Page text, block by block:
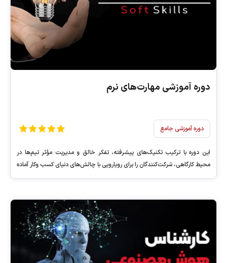
دوره‌ آموزشی مهارت‌های نرم
دوره آموزشی جامع
این دوره با ترکیب تکنیک‌های پیشرفته، تفکر خالق و مدیریت مؤثر تیم‌ها در
محیط کارگاهی، شرکت‌کنندگان را برای رویارویی با چالش‌های دنیای کسب وکار آماده
می‌سازد.